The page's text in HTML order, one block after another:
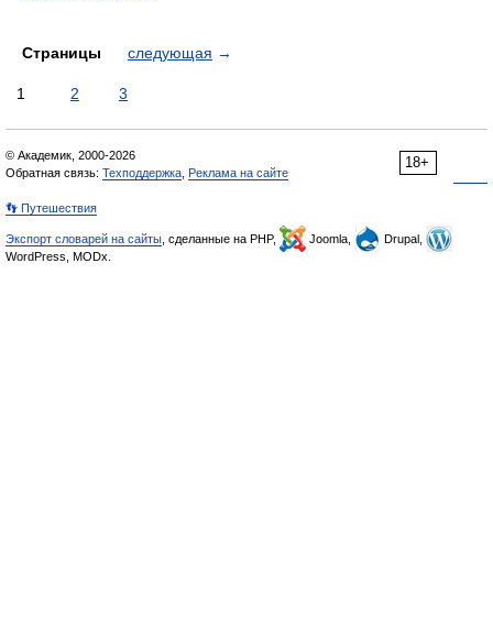
Страницы следующая →
1 2 3
18+
© Академик, 2000-2026
Обратная связь: Техподдержка Реклама на сайте
👣 Путешествия
Экспорт словарей на сайты , сделанные на PHP, Joomla,
Drupal,
WordPress, MODx.